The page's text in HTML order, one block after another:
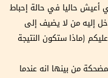
أعيش حاليا في حالة إحباط
إليه من لا يضيف إلى
(ماذا ستكون النتيجة
من بينها انه عندما